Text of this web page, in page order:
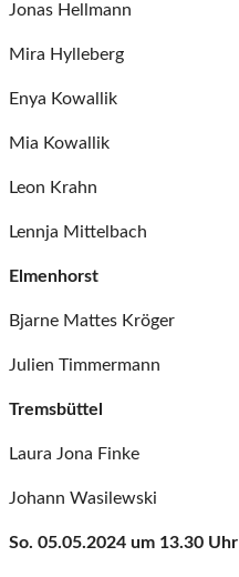
Jonas Hellmann
Mira Hylleberg
Enya Kowallik
Mia Kowallik
Leon Krahn
Lennja Mittelbach
Elmenhorst
Bjarne Mattes Kröger
Julien Timmermann
Tremsbüttel
Laura Jona Finke
Johann Wasilewski
So. 05.05.2024 um 13.30 Uhr